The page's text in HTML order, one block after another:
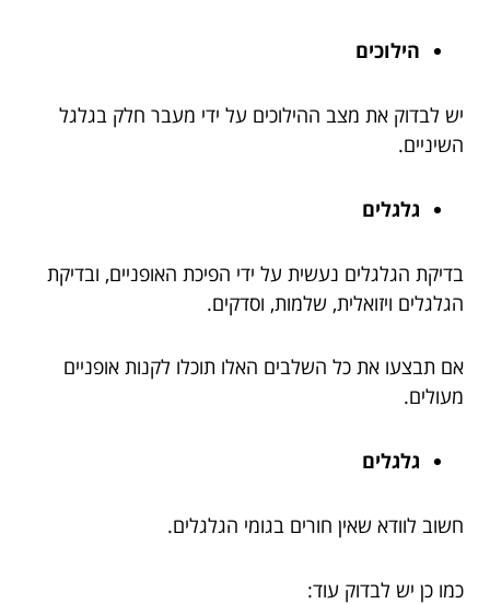
הילוכים
יש לבדוק את מצב ההילוכים על ידי מעבר חלק בגלגל
השיניים.
גלגלים
בדיקת הגלגלים נעשית על ידי הפיכת האופניים, ובדיקת
הגלגלים ויזואלית, שלמות, וסדקים.
אם תבצעו את כל השלבים האלו תוכלו לקנות אופניים
מעולים.
גלגלים
חשוב לוודא שאין חורים בגומי הגלגלים.
כמו כן יש לבדוק עוד: